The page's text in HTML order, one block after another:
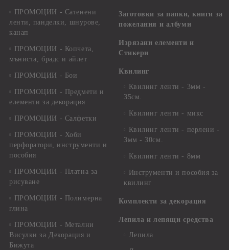
ПРОМОЦИИ - Сатенени
ленти, панделки, шнурове,
канап
ПРОМОЦИИ - Копчета,
мъниста, брадс и айлет
ПРОМОЦИИ - Бои
ПРОМОЦИИ - Предмети и
елементи за декорация
ПРОМОЦИИ - Салфетки
ПРОМОЦИИ - Хоби
перфоратори, инструменти и
пособия
ПРОМОЦИИ - Платна за
рисуване
ПРОМОЦИИ - Полимерна
глина
ПРОМОЦИИ - Метални
Висулки за Декорация и
Бижута
Заготовки за папки, книги за
пожелания и албуми
Изрязани елементи и
Стикери
Квилинг
Квилинг ленти - 3мм -
35см.
Квилинг ленти - микс
Квилинг ленти - перлени -
3мм - 30см.
Квилинг ленти - 8мм
Инструменти и пособия за
квилинг
Комплекти за декорация
Лепила и лепящи средства
Лепила